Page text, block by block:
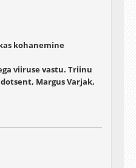
kohanemine
viiruse vastu. Triinu
Margus Varjak,